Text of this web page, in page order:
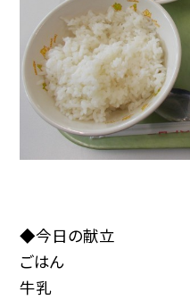
◆今日の献立
ごはん
牛乳